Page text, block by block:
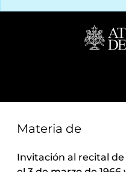
Materia de
Invitación al recital